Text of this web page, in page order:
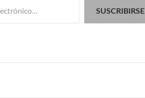
SUSCRIBIRSE